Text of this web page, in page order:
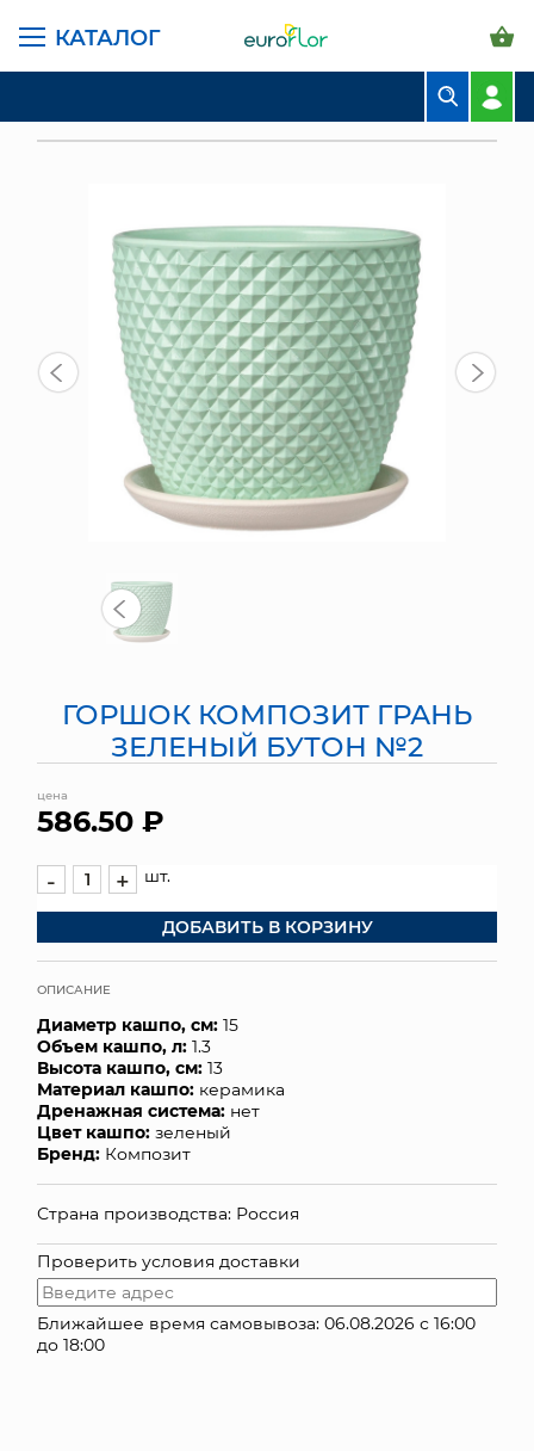
КАТАЛОГ
СВАДЕБНАЯ ФЛОРИСТИКА
КОМНАТНЫЕ РАСТЕНИЯ
ГОРШКИ И КАШПО
ГРУНТЫ И УДОБРЕНИЯ
ПРЕДМЕТЫ ИНТЕРЬЕРА
СУНДУКИ
ТОРГОВЫЙ ЦЕНТР
ДОСТАВКА И ОПЛАТА
ГЛАВНАЯ СТРАНИЦА КАТАЛОГ
ГОРШКИ И КАШПО
ГОРШОК КОМПОЗИТ ГРАНЬ
ЗЕЛЕНЫЙ БУТОН №2
цена
586.50 ₽
- + шт.
ДОБАВИТЬ В КОРЗИНУ
ОПИСАНИЕ
Диаметр кашпо, см: 15
Объем кашпо, л: 1.3
Высота кашпо, см: 13
Материал кашпо: керамика
Дренажная система: нет
Цвет кашпо: зеленый
Бренд: Композит
Страна производства: Россия
Проверить условия доставки
Ближайшее время самовывоза: 06.08.2026 с 16:00
до 18:00